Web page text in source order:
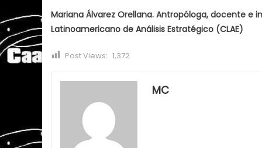
Mariana Álvarez Orellana. Antropóloga, docente e
Latinoamericano de Análisis Estratégico (CLAE)
Post Views: 1,372
MC